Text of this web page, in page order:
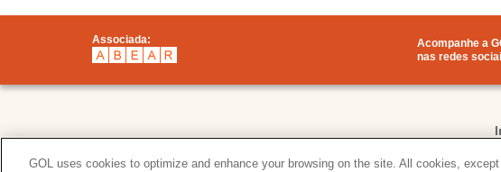
Associada:
Acompanhe a
nas redes
GOL uses cookies to optimize and enhance your browsing on the site. All cookies,